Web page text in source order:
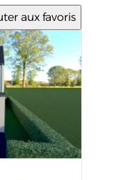
aux favoris